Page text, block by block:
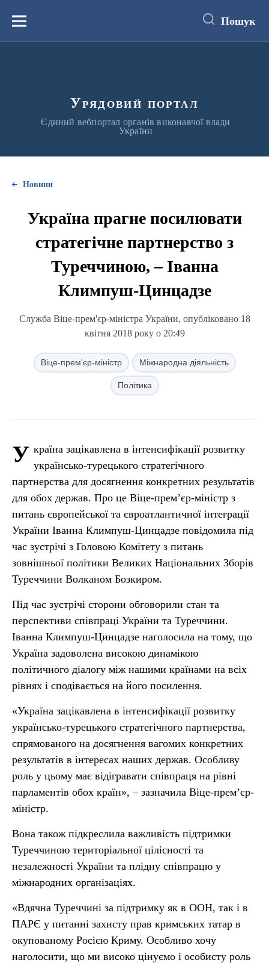
вмістуМеню Пошук
Урядовий портал
Єдиний вебпортал органів виконавчої влади
України
Новини
Україна прагне посилювати
стратегічне партнерство з
Туреччиною, – Іванна
Климпуш-Цинцадзе
Служба Віце-прем'єр-міністра України, опубліковано 18
квітня 2018 року о 20:49
Віце-прем'єр-міністр Міжнародна діяльність
Політика
У країна зацікавлена в інтенсифікації розвитку
українсько-турецького стратегічного
партнерства для досягнення конкретних результатів
для обох держав. Про це Віце-прем’єр-міністр з
питань європейської та євроатлантичної інтеграції
України Іванна Климпуш-Цинцадзе повідомила під
час зустрічі з Головою Комітету з питань
зовнішньої політики Великих Національних Зборів
Туреччини Волканом Бозкиром.
Під час зустрічі сторони обговорили стан та
перспективи співпраці України та Туреччини.
Іванна Климпуш-Цинцадзе наголосила на тому, що
Україна задоволена високою динамікою
політичного діалогу між нашими країнами на всіх
рівнях і сподівається на його посилення.
«Україна зацікавлена в інтенсифікації розвитку
українсько-турецького стратегічного партнерства,
спрямованого на досягнення вагомих конкретних
результатів в інтересах наших держав. Особливу
роль у цьому має відігравати співпраця на рівні
парламентів обох країн», – зазначила Віце-прем’єр-
міністр.
Вона також підкреслила важливість підтримки
Туреччиною територіальної цілісності та
незалежності України та плідну співпрацю у
міжнародних організаціях.
«Вдячна Туреччині за підтримку як в ООН, так і в
ПАРЄ у питанні захисту прав кримських татар в
окупованому Росією Криму. Особливо хочу
наголосити, що ми високо цінуємо і особисту роль